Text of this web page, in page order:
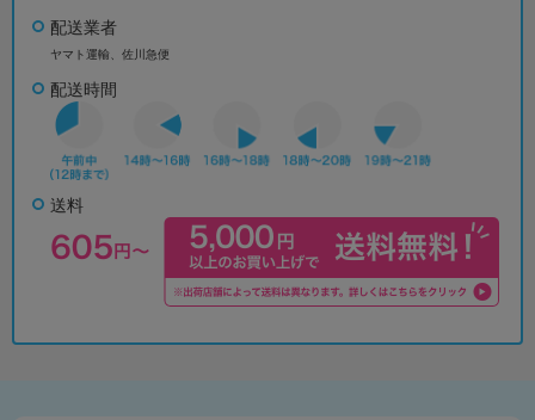
配送業者
ヤマト運輸、佐川急便
配送時間
送料